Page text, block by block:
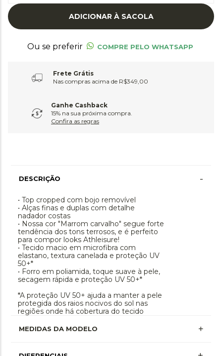
ADICIONAR À SACOLA
Ou se preferir COMPRE PELO WHATSAPP
Frete Grátis
Nas compras acima de R$349,00
Ganhe Cashback
15% na sua próxima compra.
Confira as regras
DESCRIÇÃO -
• Top cropped com bojo removível
• Alças finas e duplas com detalhe
nadador costas
• Nossa cor "Marrom carvalho" segue forte
tendência dos tons terrosos, e é perfeito
para compor looks Athleisure!
• Tecido macio em microfibra com
elastano, textura canelada e proteção UV
50+*
• Forro em poliamida, toque suave à pele,
secagem rápida e proteção UV 50+*
*A proteção UV 50+ ajuda a manter a pele
protegida dos raios nocivos do sol nas
regiões onde há cobertura do tecido
MEDIDAS DA MODELO